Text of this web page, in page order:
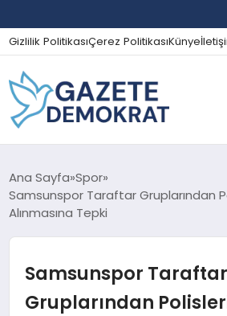
Gizlilik PolitikasıÇerez PolitikasıKünye
GÜNDEM
EKONOMI
SPOR
Ana Sayfa Spor
Samsunspor Taraftar Gruplarından
Alınmasına Tepki
Samsunspor Taraftar
Gruplarından